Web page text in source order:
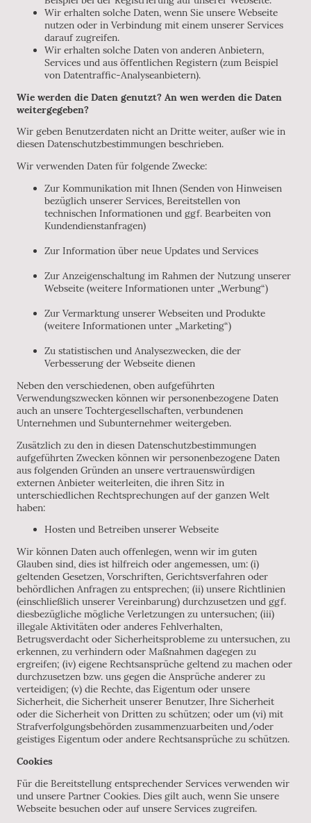
Wir erhalten solche Daten, wenn Sie unsere Webseite
nutzen oder in Verbindung mit einem unserer Services
darauf zugreifen.
Wir erhalten solche Daten von anderen Anbietern,
Services und aus öffentlichen Registern (zum Beispiel
von Datentraffic-Analyseanbietern).
Wie werden die Daten genutzt? An wen werden die Daten
weitergegeben?
Wir geben Benutzerdaten nicht an Dritte weiter, außer wie in
diesen Datenschutzbestimmungen beschrieben.
Wir verwenden Daten für folgende Zwecke:
Zur Kommunikation mit Ihnen (Senden von Hinweisen
bezüglich unserer Services, Bereitstellen von
technischen Informationen und ggf. Bearbeiten von
Kundendienstanfragen)
Zur Information über neue Updates und Services
Zur Anzeigenschaltung im Rahmen der Nutzung unserer
Webseite (weitere Informationen unter „Werbung“)
Zur Vermarktung unserer Webseiten und Produkte
(weitere Informationen unter „Marketing“)
Zu statistischen und Analysezwecken, die der
Verbesserung der Webseite dienen
Neben den verschiedenen, oben aufgeführten
Verwendungszwecken können wir personenbezogene Daten
auch an unsere Tochtergesellschaften, verbundenen
Unternehmen und Subunternehmer weitergeben.
Zusätzlich zu den in diesen Datenschutzbestimmungen
aufgeführten Zwecken können wir personenbezogene Daten
aus folgenden Gründen an unsere vertrauenswürdigen
externen Anbieter weiterleiten, die ihren Sitz in
unterschiedlichen Rechtsprechungen auf der ganzen Welt
haben:
Hosten und Betreiben unserer Webseite
Wir können Daten auch offenlegen, wenn wir im guten
Glauben sind, dies ist hilfreich oder angemessen, um: (i)
geltenden Gesetzen, Vorschriften, Gerichtsverfahren oder
behördlichen Anfragen zu entsprechen; (ii) unsere Richtlinien
(einschließlich unserer Vereinbarung) durchzusetzen und ggf.
diesbezügliche mögliche Verletzungen zu untersuchen; (iii)
illegale Aktivitäten oder anderes Fehlverhalten,
Betrugsverdacht oder Sicherheitsprobleme zu untersuchen, zu
erkennen, zu verhindern oder Maßnahmen dagegen zu
ergreifen; (iv) eigene Rechtsansprüche geltend zu machen oder
durchzusetzen bzw. uns gegen die Ansprüche anderer zu
verteidigen; (v) die Rechte, das Eigentum oder unsere
Sicherheit, die Sicherheit unserer Benutzer, Ihre Sicherheit
oder die Sicherheit von Dritten zu schützen; oder um (vi) mit
Strafverfolgungsbehörden zusammenzuarbeiten und/oder
geistiges Eigentum oder andere Rechtsansprüche zu schützen.
Cookies
Für die Bereitstellung entsprechender Services verwenden wir
und unsere Partner Cookies. Dies gilt auch, wenn Sie unsere
Webseite besuchen oder auf unsere Services zugreifen.